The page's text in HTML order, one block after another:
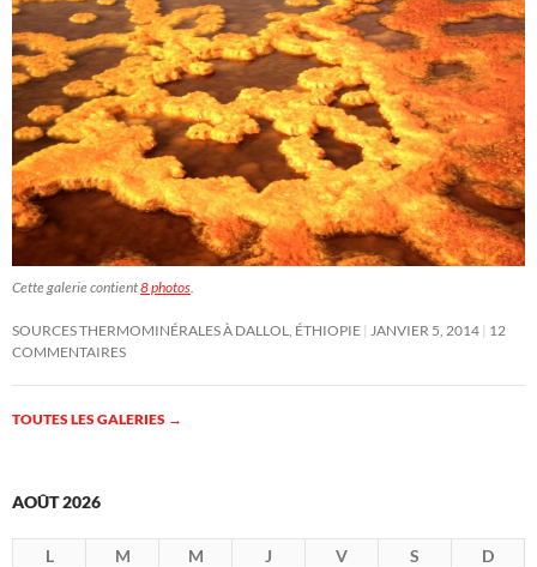
Cette galerie contient8 photos
SOURCES THERMOMINÉRALES À DALLOL, ÉTHIOPIE JANVIER 5, 2014 12
COMMENTAIRES
TOUTES LES GALERIES →
AOÛT 2026
L M M J V S
D